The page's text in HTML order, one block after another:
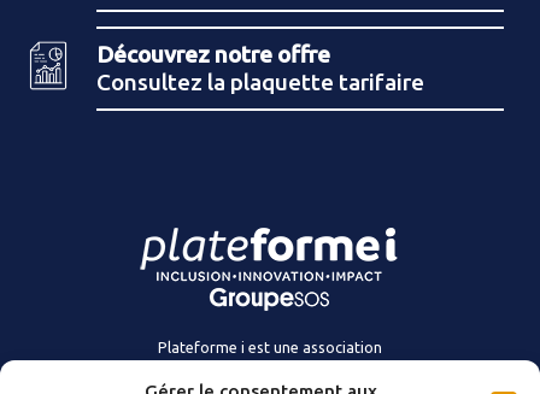
Découvrez notre offre
Consultez la plaquette tarifaire
Plateforme i est une association